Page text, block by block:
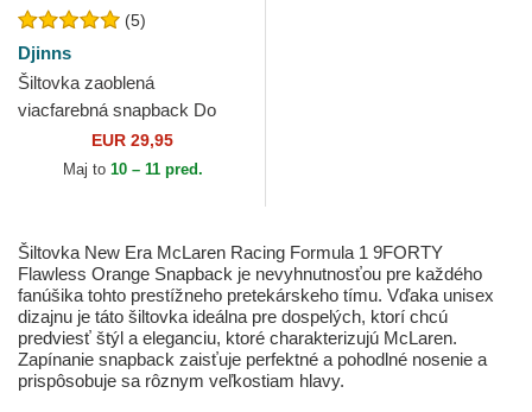
(5)
Djinns
Šiltovka zaoblená
viacfarebná snapback Do
Nothing Club HFT DNC 1.1
Djinns
EUR 29,95
Maj to 10 – 11 pred.
Šiltovka New Era McLaren Racing Formula 1 9FORTY
Flawless Orange Snapback je nevyhnutnosťou pre každého
fanúšika tohto prestížneho pretekárskeho tímu. Vďaka unisex
dizajnu je táto šiltovka ideálna pre dospelých, ktorí chcú
predviesť štýl a eleganciu, ktoré charakterizujú McLaren.
Zapínanie snapback zaisťuje perfektné a pohodlné nosenie a
prispôsobuje sa rôznym veľkostiam hlavy.